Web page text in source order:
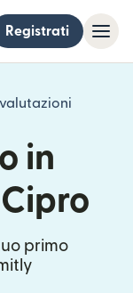
Registrati
valutazioni
in
primo